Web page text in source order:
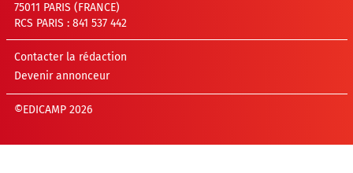
75011 PARIS (FRANCE)
RCS PARIS : 841 537 442
Contacter la rédaction
Devenir annonceur
©EDICAMP 2026